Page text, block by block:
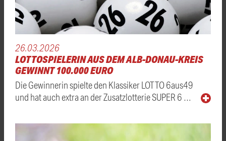
26.03.2026
LOTTOSPIELERIN AUS DEM ALB-DONAU-KREIS
GEWINNT 100.000 EURO
Die Gewinnerin spielte den Klassiker LOTTO 6aus49
und hat auch extra an der Zusatzlotterie SUPER 6 …